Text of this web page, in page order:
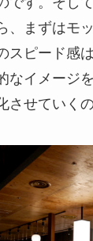
、まずはモ
スピード感
なイメージ
させていくの